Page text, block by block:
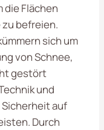
Flächen
befreien.
sich um
von Schnee,
gestört
und
auf
Durch